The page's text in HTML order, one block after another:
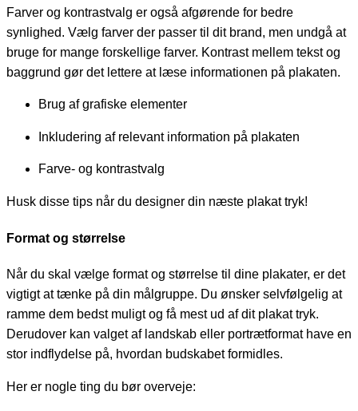
Farver og kontrastvalg er også afgørende for bedre
synlighed. Vælg farver der passer til dit brand, men undgå at
bruge for mange forskellige farver. Kontrast mellem tekst og
baggrund gør det lettere at læse informationen på plakaten.
Brug af grafiske elementer
Inkludering af relevant information på plakaten
Farve- og kontrastvalg
Husk disse tips når du designer din næste plakat tryk!
Format og størrelse
Når du skal vælge format og størrelse til dine plakater, er det
vigtigt at tænke på din målgruppe. Du ønsker selvfølgelig at
ramme dem bedst muligt og få mest ud af dit plakat tryk.
Derudover kan valget af landskab eller portrætformat have en
stor indflydelse på, hvordan budskabet formidles.
Her er nogle ting du bør overveje: